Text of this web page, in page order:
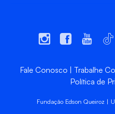
Fale Conosco Trabalhe
Política de
Fundação Edson Queiroz |